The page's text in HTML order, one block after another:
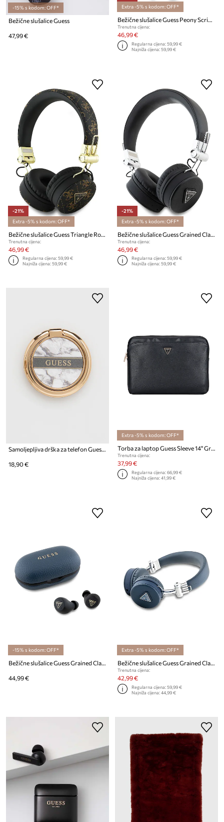
-15% s kodom: OFF*
Bežične slušalice Guess
47,99 €
Extra -5% s kodom: OFF*
Bežične slušalice Guess Peony Script Round Shape
Trenutna cijena:
46,99 €
Regularna cijena:59,99 €
Najniža cijena:59,99 €
-21%
Extra -5% s kodom: OFF*
Bežične slušalice Guess Triangle Round Shape
Trenutna cijena:
46,99 €
Regularna cijena:59,99 €
Najniža cijena:59,99 €
-21%
Extra -5% s kodom: OFF*
Bežične slušalice Guess Grained Classic Round Shape
Trenutna cijena:
46,99 €
Regularna cijena:59,99 €
Najniža cijena:59,99 €
Samoljepljiva drška za telefon Guess Uchwyt Ring Stand
18,90 €
Extra -5% s kodom: OFF*
Torba za laptop Guess Sleeve 14" Grained Zipper Pocket Triangle Logo
Trenutna cijena:
37,99 €
Regularna cijena:66,99 €
Najniža cijena:41,99 €
-15% s kodom: OFF*
Bežične slušalice Guess Grained Classic Logo
44,99 €
Extra -5% s kodom: OFF*
Bežične slušalice Guess Grained Classic Round Shape
Trenutna cijena:
42,99 €
Regularna cijena:59,99 €
Najniža cijena:44,99 €